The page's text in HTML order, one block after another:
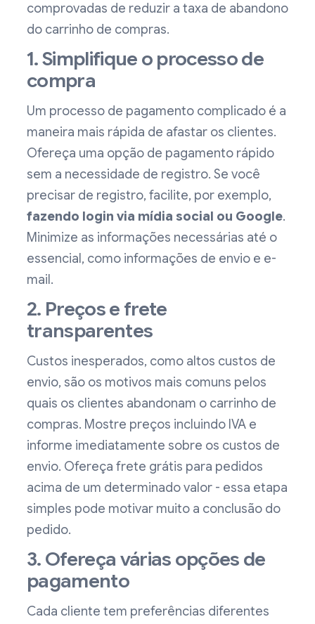
comprovadas de reduzir a taxa de abandono
do carrinho de compras.
1. Simplifique o processo de
compra
Um processo de pagamento complicado é a
maneira mais rápida de afastar os clientes.
Ofereça uma opção de pagamento rápido
sem a necessidade de registro. Se você
precisar de registro, facilite, por exemplo,
fazendo login via mídia social ou Google.
Minimize as informações necessárias até o
essencial, como informações de envio e e-
mail.
2. Preços e frete
transparentes
Custos inesperados, como altos custos de
envio, são os motivos mais comuns pelos
quais os clientes abandonam o carrinho de
compras. Mostre preços incluindo IVA e
informe imediatamente sobre os custos de
envio. Ofereça frete grátis para pedidos
acima de um determinado valor - essa etapa
simples pode motivar muito a conclusão do
pedido.
3. Ofereça várias opções de
pagamento
Cada cliente tem preferências diferentes